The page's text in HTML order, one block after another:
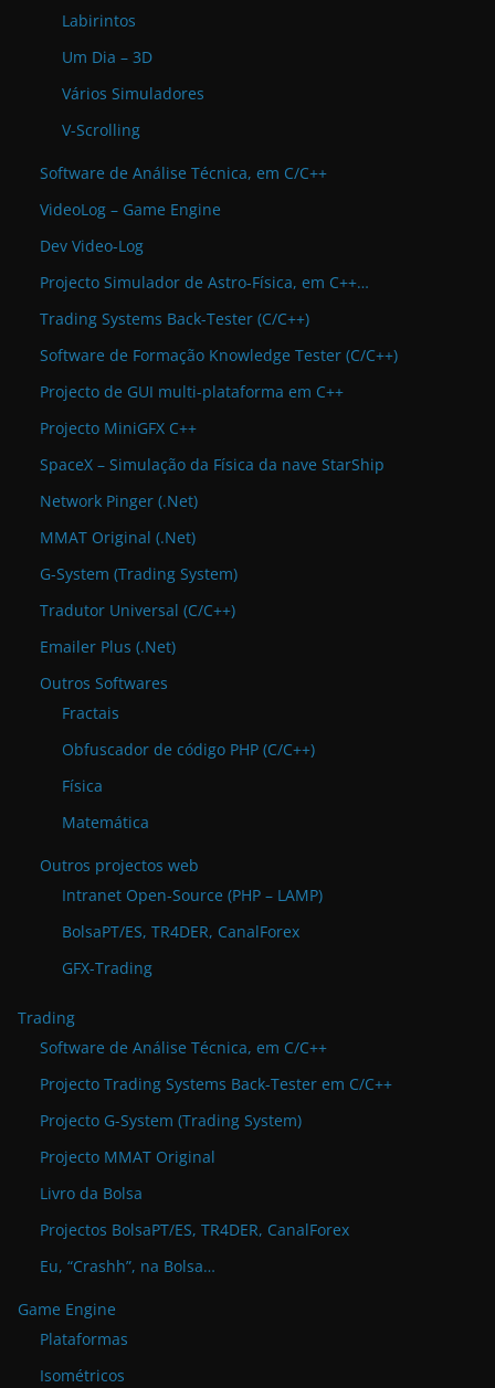
Labirintos
Um Dia – 3D
Vários Simuladores
V-Scrolling
Software de Análise Técnica, em C/C++
VideoLog – Game Engine
Dev Video-Log
Projecto Simulador de Astro-Física, em C++…
Trading Systems Back-Tester (C/C++)
Software de Formação Knowledge Tester (C/C++)
Projecto de GUI multi-plataforma em C++
Projecto MiniGFX C++
SpaceX – Simulação da Física da nave StarShip
Network Pinger (.Net)
MMAT Original (.Net)
G-System (Trading System)
Tradutor Universal (C/C++)
Emailer Plus (.Net)
Outros Softwares
Fractais
Obfuscador de código PHP (C/C++)
Física
Matemática
Outros projectos web
Intranet Open-Source (PHP – LAMP)
BolsaPT/ES, TR4DER, CanalForex
GFX-Trading
Trading
Software de Análise Técnica, em C/C++
Projecto Trading Systems Back-Tester em C/C++
Projecto G-System (Trading System)
Projecto MMAT Original
Livro da Bolsa
Projectos BolsaPT/ES, TR4DER, CanalForex
Eu, “Crashh”, na Bolsa…
Game Engine
Plataformas
Isométricos